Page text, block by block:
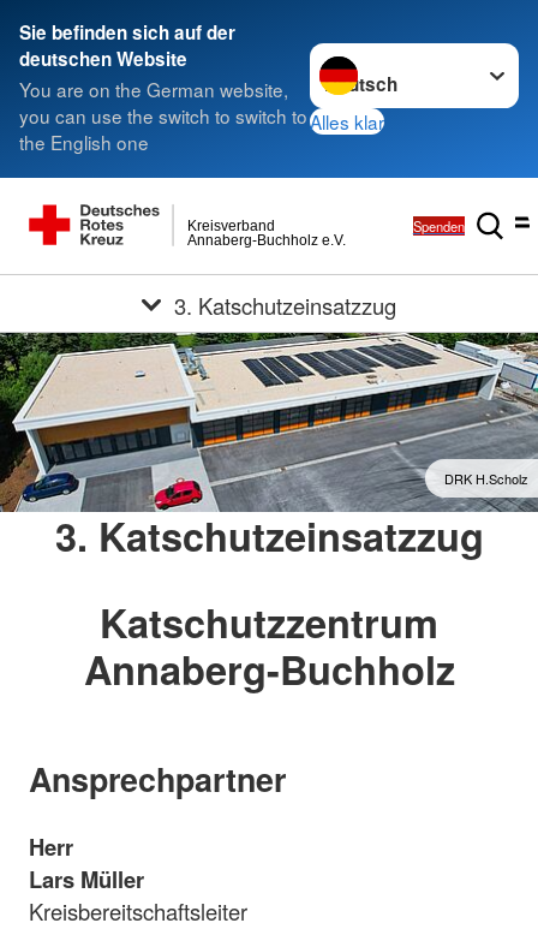
Sie befinden sich auf der
deutschen Website
You are on the German website,
you can use the switch to switch to
the English one
Sprache wechseln zu
Alles klar
Annaberg-Buchholz e.V.
Kreisverband Spenden
3. Katschutzeinsatzzug
DRK H.Scholz
3. Katschutzeinsatzzug
Katschutzzentrum
Annaberg-Buchholz
Ansprechpartner
Herr
Lars Müller
Kreisbereitschaftsleiter